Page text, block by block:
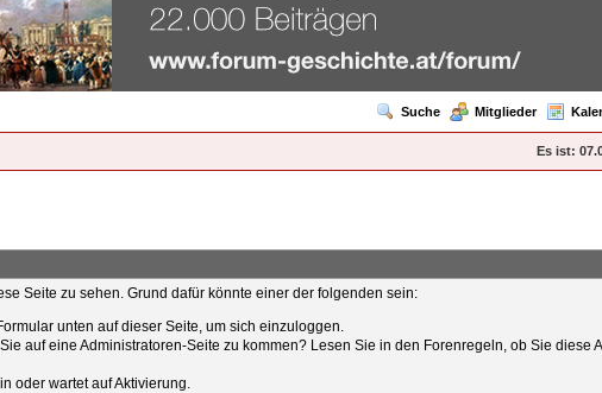
Suche Mitglieder
Es ist:
Seite zu sehen. Grund dafür könnte einer der folgenden sein:
unten auf dieser Seite, um sich einzuloggen.
auf eine Administratoren-Seite zu kommen? Lesen Sie in den Forenregeln, ob Sie diese
oder wartet auf Aktivierung.